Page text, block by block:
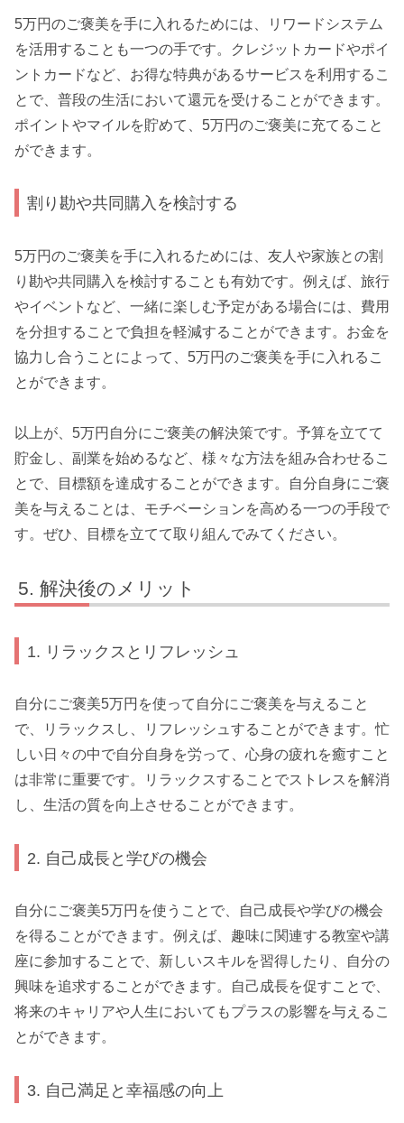
5万円のご褒美を手に入れるためには、リワードシステム
を活用することも一つの手です。クレジットカードやポイ
ントカードなど、お得な特典があるサービスを利用するこ
とで、普段の生活において還元を受けることができます。
ポイントやマイルを貯めて、5万円のご褒美に充てること
ができます。
割り勘や共同購入を検討する
5万円のご褒美を手に入れるためには、友人や家族との割
り勘や共同購入を検討することも有効です。例えば、旅行
やイベントなど、一緒に楽しむ予定がある場合には、費用
を分担することで負担を軽減することができます。お金を
協力し合うことによって、5万円のご褒美を手に入れるこ
とができます。
以上が、5万円自分にご褒美の解決策です。予算を立てて
貯金し、副業を始めるなど、様々な方法を組み合わせるこ
とで、目標額を達成することができます。自分自身にご褒
美を与えることは、モチベーションを高める一つの手段で
す。ぜひ、目標を立てて取り組んでみてください。
解決後のメリット
1. リラックスとリフレッシュ
自分にご褒美5万円を使って自分にご褒美を与えること
で、リラックスし、リフレッシュすることができます。忙
しい日々の中で自分自身を労って、心身の疲れを癒すこと
は非常に重要です。リラックスすることでストレスを解消
し、生活の質を向上させることができます。
2. 自己成長と学びの機会
自分にご褒美5万円を使うことで、自己成長や学びの機会
を得ることができます。例えば、趣味に関連する教室や講
座に参加することで、新しいスキルを習得したり、自分の
興味を追求することができます。自己成長を促すことで、
将来のキャリアや人生においてもプラスの影響を与えるこ
とができます。
3. 自己満足と幸福感の向上